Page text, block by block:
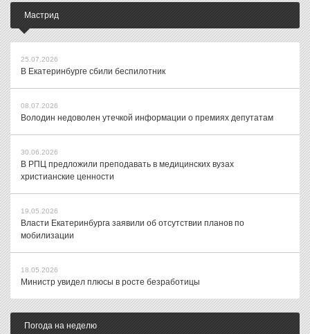
Мастрид
25.07.2026
В Екатеринбурге сбили беспилотник
08.07.2026
Володин недоволен утечкой информации о премиях депутатам
30.06.2026
В РПЦ предложили преподавать в медицинских вузах
христианские ценности
19.05.2026
Власти Екатеринбурга заявили об отсутствии планов по
мобилизации
18.05.2026
Министр увидел плюсы в росте безработицы
Погода на неделю